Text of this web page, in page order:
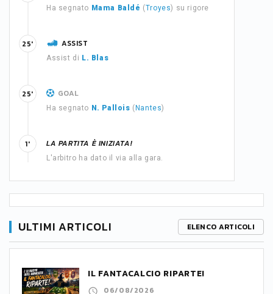
Ha segnato Mama Baldé (Troyes) su rigore
ASSIST
Assist di L. Blas
25'
GOAL
Ha segnato N. Pallois ( Nantes)
25'
LA PARTITA È INIZIATA!
L'arbitro ha dato il via alla gara.
1'
ULTIMI ARTICOLI ELENCO ARTICOLI
IL FANTACALCIO RIPARTE!
06/08/2026